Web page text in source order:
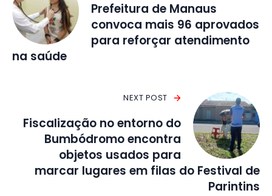
Prefeitura de Manaus
convoca mais 96 aprovados
para reforçar atendimento
na saúde
NEXT POST
Fiscalização no entorno do
Bumbódromo encontra
objetos usados para
marcar lugares em filas do Festival de
Parintins